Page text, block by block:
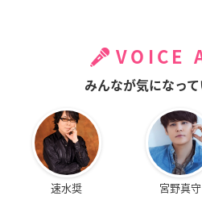
VOICE
みんなが気になっ
速水奨 宮野真守